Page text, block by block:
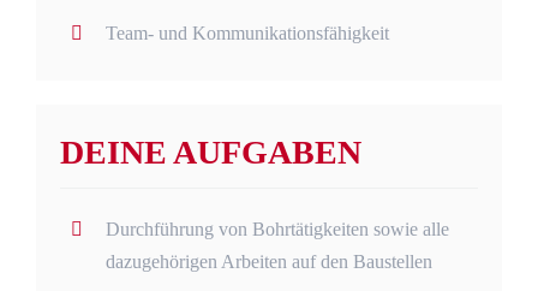
Team- und Kommunikationsfähigkeit
DEINE AUFGABEN
Durchführung von Bohrtätigkeiten sowie alle
dazugehörigen Arbeiten auf den Baustellen